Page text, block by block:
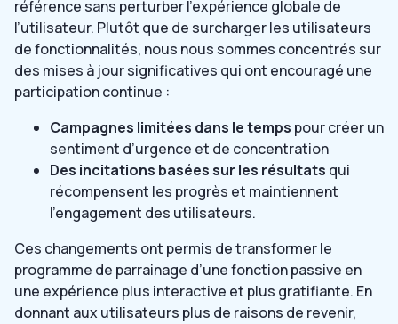
référence sans perturber l’expérience globale de
l’utilisateur. Plutôt que de surcharger les utilisateurs
de fonctionnalités, nous nous sommes concentrés sur
des mises à jour significatives qui ont encouragé une
participation continue :
Campagnes limitées dans le temps pour créer un
sentiment d’urgence et de concentration
Des incitations basées sur les résultats qui
récompensent les progrès et maintiennent
l’engagement des utilisateurs.
Ces changements ont permis de transformer le
programme de parrainage d’une fonction passive en
une expérience plus interactive et plus gratifiante. En
donnant aux utilisateurs plus de raisons de revenir,